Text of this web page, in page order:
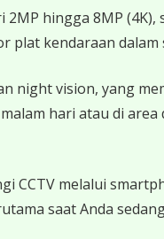
hingga 8MP
plat kendaraan dalam
night vision, yang
hari atau di area
CCTV melalui
saat Anda